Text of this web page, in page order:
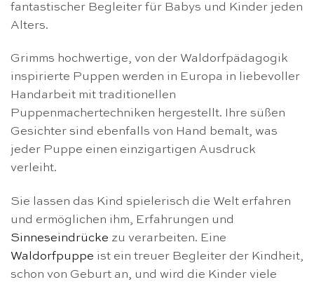
fantastischer Begleiter für Babys und Kinder jeden
Alters.
Grimms hochwertige, von der Waldorfpädagogik
inspirierte Puppen werden in Europa in liebevoller
Handarbeit mit traditionellen
Puppenmachertechniken hergestellt. Ihre süßen
Gesichter sind ebenfalls von Hand bemalt, was
jeder Puppe einen einzigartigen Ausdruck
verleiht.
Sie lassen das Kind spielerisch die Welt erfahren
und ermöglichen ihm, Erfahrungen und
Sinneseindrücke zu verarbeiten. Eine
Waldorfpuppe ist ein treuer Begleiter der Kindheit,
schon von Geburt an, und wird die Kinder viele